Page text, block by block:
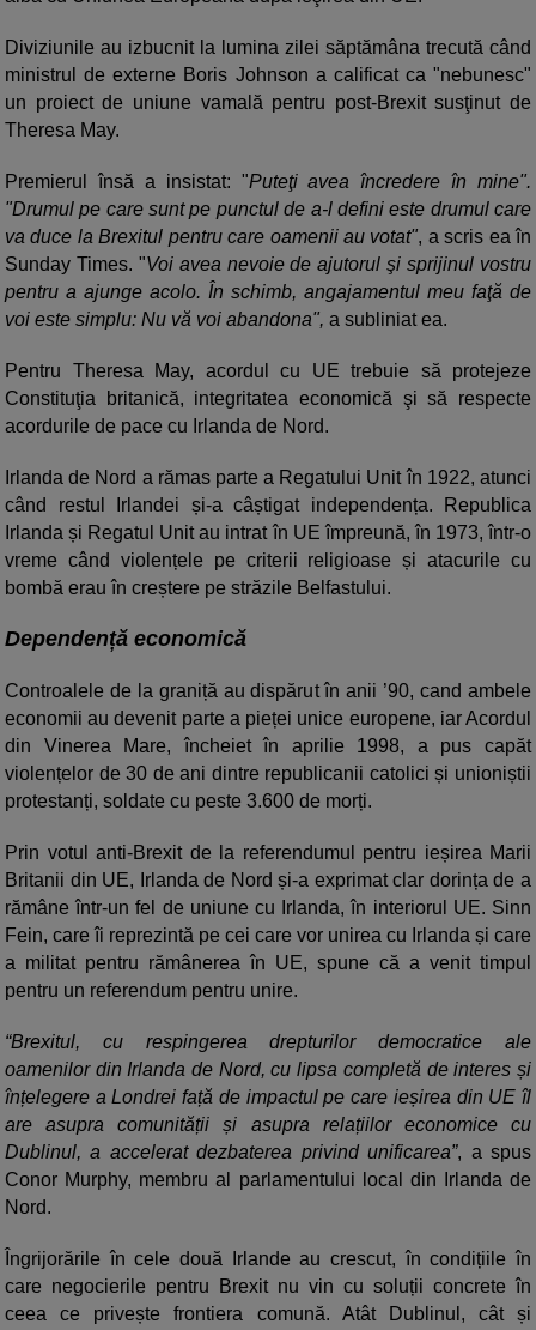
Diviziunile au izbucnit la lumina zilei săptămâna trecută când
ministrul de externe Boris Johnson a calificat ca "nebunesc"
un proiect de uniune vamală pentru post-Brexit susţinut de
Theresa May.
Premierul însă a insistat: "Puteţi avea încredere în mine".
"Drumul pe care sunt pe punctul de a-l defini este drumul care
va duce la Brexitul pentru care oamenii au votat", a scris ea în
Sunday Times. "Voi avea nevoie de ajutorul şi sprijinul vostru
pentru a ajunge acolo. În schimb, angajamentul meu faţă de
voi este simplu: Nu vă voi abandona", a subliniat ea.
Pentru Theresa May, acordul cu UE trebuie să protejeze
Constituţia britanică, integritatea economică şi să respecte
acordurile de pace cu Irlanda de Nord.
Irlanda de Nord a rămas parte a Regatului Unit în 1922, atunci
când restul Irlandei și-a câștigat independența. Republica
Irlanda și Regatul Unit au intrat în UE împreună, în 1973, într-o
vreme când violențele pe criterii religioase și atacurile cu
bombă erau în creștere pe străzile Belfastului.
Dependență economică
Controalele de la graniță au dispărut în anii ’90, cand ambele
economii au devenit parte a pieței unice europene, iar Acordul
din Vinerea Mare, încheiet în aprilie 1998, a pus capăt
violențelor de 30 de ani dintre republicanii catolici și unioniștii
protestanți, soldate cu peste 3.600 de morți.
Prin votul anti-Brexit de la referendumul pentru ieșirea Marii
Britanii din UE, Irlanda de Nord și-a exprimat clar dorința de a
rămâne într-un fel de uniune cu Irlanda, în interiorul UE. Sinn
Fein, care îi reprezintă pe cei care vor unirea cu Irlanda și care
a militat pentru rămânerea în UE, spune că a venit timpul
pentru un referendum pentru unire.
“Brexitul, cu respingerea drepturilor democratice ale
oamenilor din Irlanda de Nord, cu lipsa completă de interes și
înțelegere a Londrei față de impactul pe care ieșirea din UE îl
are asupra comunității și asupra relațiilor economice cu
Dublinul, a accelerat dezbaterea privind unificarea”, a spus
Conor Murphy, membru al parlamentului local din Irlanda de
Nord.
Îngrijorările în cele două Irlande au crescut, în condițiile în
care negocierile pentru Brexit nu vin cu soluții concrete în
ceea ce privește frontiera comună. Atât Dublinul, cât și